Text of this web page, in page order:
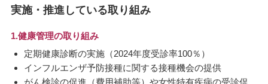
実施・推進している取り組み
1.健康管理の取り組み
定期健康診断の実施（2024年度受診率100％）
インフルエンザ予防接種に関する接種機会の提供
がん検診の促進（費用補助等）や女性特有疾病の受診促